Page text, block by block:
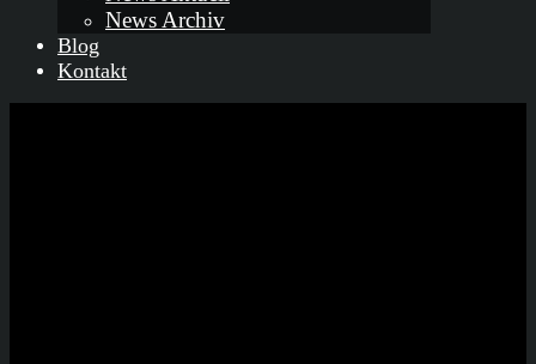
News Archiv
Blog
Kontakt